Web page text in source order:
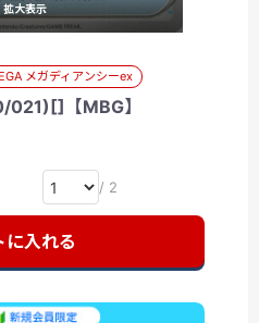
拡大表示
メガディアンシーex
021)[]【MBG】
/ 2
に入れる